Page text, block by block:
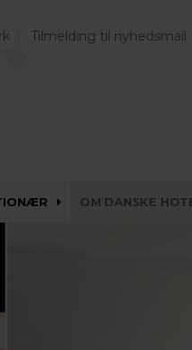
Tilmelding til nyhedsmail
OM DANSKE